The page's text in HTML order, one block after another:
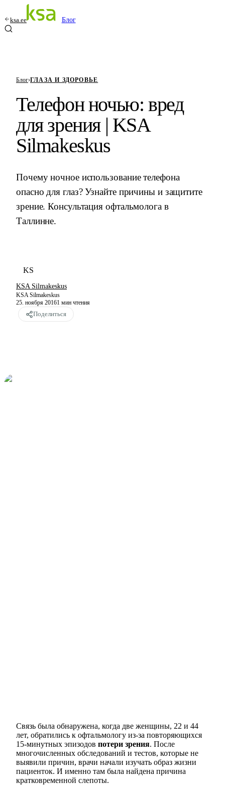
ksa.ee Блог
Блог›ГЛАЗА И ЗДОРОВЬЕ
Телефон ночью: вред
для зрения | KSA
Silmakeskus
Почему ночное использование телефона
опасно для глаз? Узнайте причины и защитите
зрение. Консультация офтальмолога в
Таллинне.
KS
KSA Silmakeskus
KSA Silmakeskus
25. ноября 20161 мин чтения
Поделиться
Связь была обнаружена, когда две женщины, 22 и 44
лет, обратились к офтальмологу из-за повторяющихся
15-минутных эпизодов потери зрения. После
многочисленных обследований и тестов, которые не
выявили причин, врачи начали изучать образ жизни
пациенток. И именно там была найдена причина
кратковременной слепоты.